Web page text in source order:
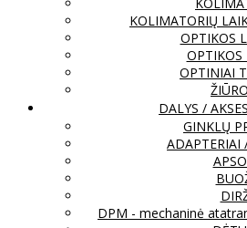
KOLIMATORIŲ
OPTIKOS
OPTIKOS
OPTINIAI
DALYS /
GINKLŲ
ADAPTERIAI
DPM - mechaninė